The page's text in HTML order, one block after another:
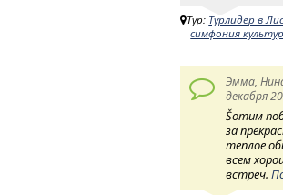
Тур: Турлидер в
симфония
Эмма,
декабря
Šотим
за
теплое
всем
встреч.